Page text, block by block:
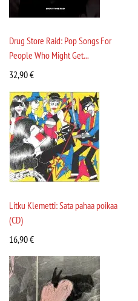
Drug Store Raid: Pop Songs For
People Who Might Get...
32,90€
Litku Klemetti: Sata pahaa poikaa
(CD)
16,90€